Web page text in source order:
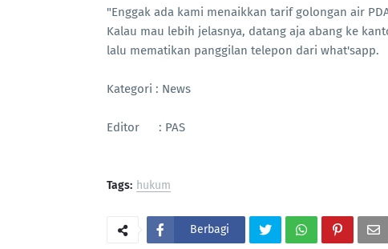
"Enggak ada kami menaikkan tarif golongan air
Kalau mau lebih jelasnya, datang aja abang ke
lalu mematikan panggilan telepon dari what'sapp.
Kategori : News
Editor : PAS
Tags: hukum
Berbagi